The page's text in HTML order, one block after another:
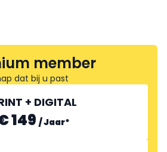
member
dat bij u past
+ DIGITAL
149 /Jaar*